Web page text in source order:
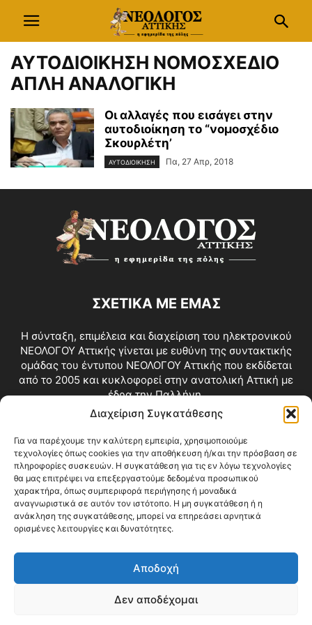
Διαχείριση Συγκατάθεσης
Για να παρέχουμε την καλύτερη εμπειρία, χρησιμοποιούμε
τεχνολογίες όπως cookies για την αποθήκευση ή/και την πρόσβαση σε
πληροφορίες συσκευών. Η συγκατάθεση για τις εν λόγω τεχνολογίες
θα μας επιτρέψει να επεξεργαστούμε δεδομένα προσωπικού
χαρακτήρα, όπως συμπεριφορά περιήγησης ή μοναδικά
αναγνωριστικά σε αυτόν τον ιστότοπο. Η μη συγκατάθεση ή η
ανάκληση της συγκατάθεσης, μπορεί να επηρεάσει αρνητικά
ορισμένες λειτουργίες και δυνατότητες.
Αποδοχή
Δεν αποδέχομαι
ΑΥΤΟΔΙΟΙΚΗΣΗ ΝΟΜΟΣΧΕΔΙΟ
ΑΠΛΗ ΑΝΑΛΟΓΙΚΗ
Οι αλλαγές που εισάγει στην
αυτοδιοίκηση το “νομοσχέδιο
Σκουρλέτη’
ΑΥΤΟΔΙΟΙΚΗΣΗ Πα, 27 Απρ, 2018
ΣΧΕΤΙΚΑ ΜΕ ΕΜΑΣ
Η σύνταξη, επιμέλεια και διαχείριση του ηλεκτρονικού
ΝΕΟΛΟΓΟΥ Αττικής γίνεται με ευθύνη της συντακτικής
ομάδας του έντυπου ΝΕΟΛΟΓΟΥ Αττικής που εκδίδεται
από το 2005 και κυκλοφορεί στην ανατολική Αττική με
έδρα την Παλλήνη.
Επικοινωνία:info@neologosattikis.gr
ΑΚΟΛΟΥΘΗΣΕ ΜΑΣ
Videos Όροι Χρήσης